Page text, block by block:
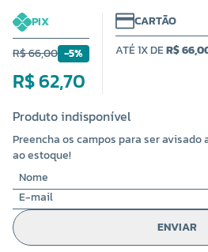
PIX
R$ 66,00 -5%
R$ 62,70
CARTÃO
ATÉ 1X DER$
Produto indisponível
Preencha os campos para ser
ao estoque!
ENVIAR